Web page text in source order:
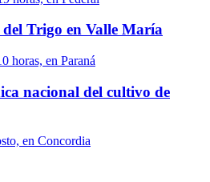
Trigo en Valle María
horas, en Paraná
nacional del cultivo de
en Concordia